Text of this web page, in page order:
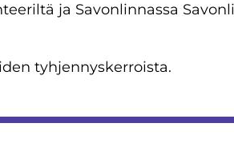
ja Savonlinnassa
tyhjennyskerroista.